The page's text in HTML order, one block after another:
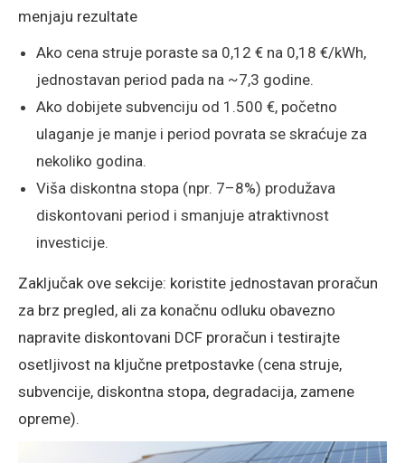
menjaju rezultate
Ako cena struje poraste sa 0,12 € na 0,18 €/kWh,
jednostavan period pada na ~7,3 godine.
Ako dobijete subvenciju od 1.500 €, početno
ulaganje je manje i period povrata se skraćuje za
nekoliko godina.
Viša diskontna stopa (npr. 7–8%) produžava
diskontovani period i smanjuje atraktivnost
investicije.
Zaključak ove sekcije: koristite jednostavan proračun
za brz pregled, ali za konačnu odluku obavezno
napravite diskontovani DCF proračun i testirajte
osetljivost na ključne pretpostavke (cena struje,
subvencije, diskontna stopa, degradacija, zamene
opreme).